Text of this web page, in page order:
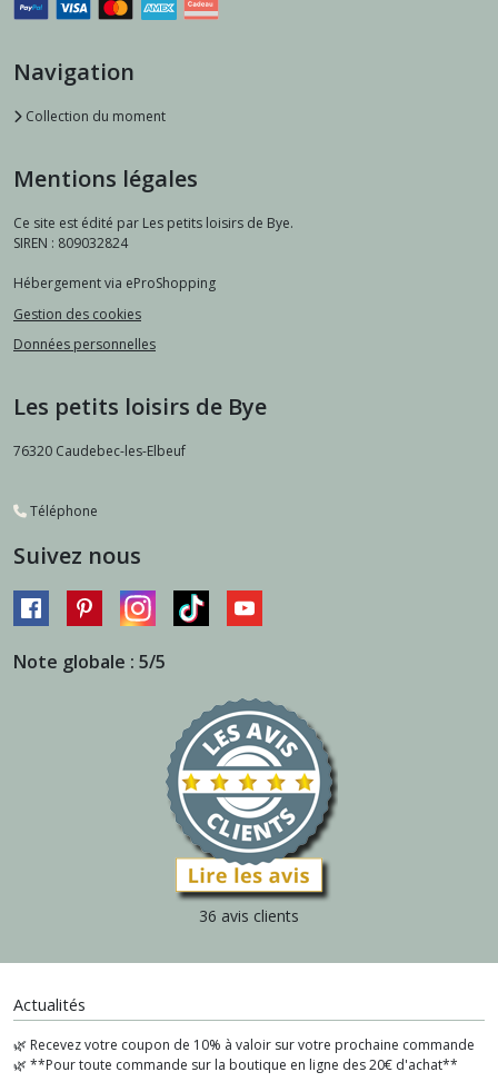
Navigation
Collection du moment
Mentions légales
Ce site est édité par Les petits loisirs de Bye.
SIREN : 809032824
Hébergement via eProShopping
Gestion des cookies
Données personnelles
Les petits loisirs de Bye
76320 Caudebec-les-Elbeuf
Téléphone
Suivez nous
Note globale : 5/5
36 avis clients
Actualités
🌿 Recevez votre coupon de 10% à valoir sur votre prochaine commande
🌿 **Pour toute commande sur la boutique en ligne des 20€ d'achat**